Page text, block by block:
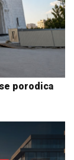
porodica